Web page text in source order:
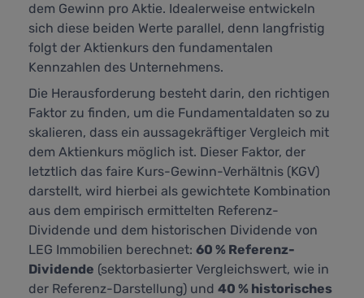
dem Gewinn pro Aktie. Idealerweise entwickeln
sich diese beiden Werte parallel, denn langfristig
folgt der Aktienkurs den fundamentalen
Kennzahlen des Unternehmens.
Die Herausforderung besteht darin, den richtigen
Faktor zu finden, um die Fundamentaldaten so zu
skalieren, dass ein aussagekräftiger Vergleich mit
dem Aktienkurs möglich ist. Dieser Faktor, der
letztlich das faire Kurs-Gewinn-Verhältnis (KGV)
darstellt, wird hierbei als gewichtete Kombination
aus dem empirisch ermittelten Referenz-
Dividende und dem historischen Dividende von
LEG Immobilien berechnet: 60 % Referenz-
Dividende (sektorbasierter Vergleichswert, wie in
der Referenz-Darstellung) und 40 % historisches